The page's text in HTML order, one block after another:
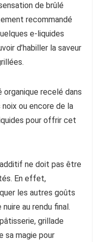
de brûlé
recommandé
e-liquides
d’habiller la saveur
organique recelé dans
ou encore de la
pour offrir cet
ne doit pas être
En effet,
les autres goûts
au rendu final.
grillade
magie pour